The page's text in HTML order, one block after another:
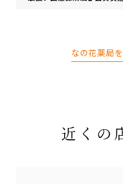
なの花薬局
近くの